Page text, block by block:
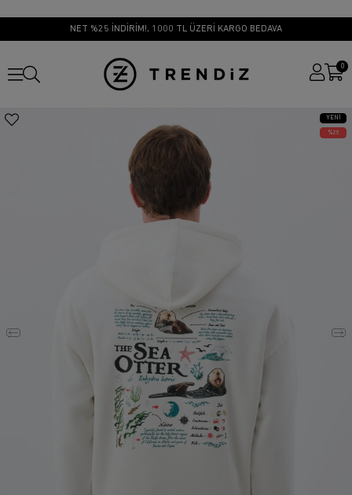
NET %25 İNDİRİM!, 1000 TL ÜZERİ KARGO BEDAVA
0
YENI
ÜRÜN
25